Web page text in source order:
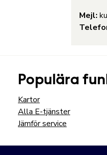
Mejl:
Populära
Kartor
Alla E-tjänster
Jämför service